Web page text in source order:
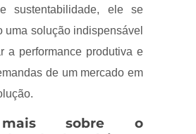
sustentabilidade, ele se
uma solução indispensável
a performance produtiva e
de um mercado em
sobre o